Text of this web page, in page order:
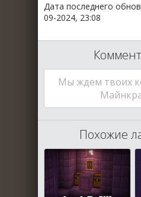
Дата последнего
09-2024, 23:08
Мы ждем твоих
Похожие